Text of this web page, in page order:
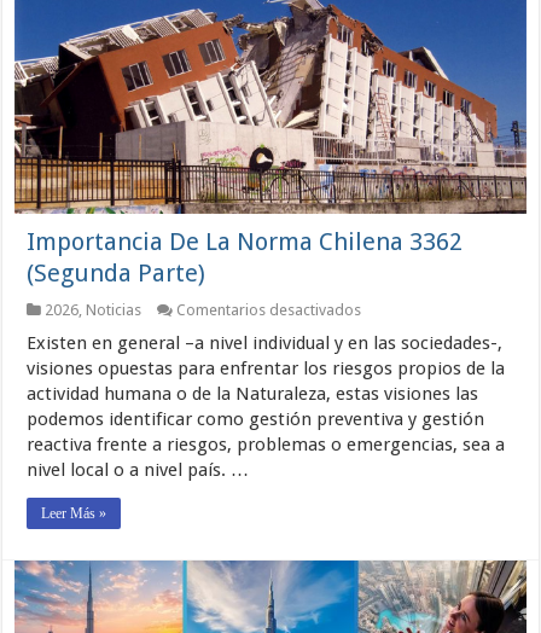
Importancia De La Norma Chilena 3362
(Segunda Parte)
2026 Noticias Comentarios desactivadosen
De
La
Norma
Chilena
3362
(Segunda
Parte)
Existen en general –a nivel individual y en las sociedades-,
visiones opuestas para enfrentar los riesgos propios de la
actividad humana o de la Naturaleza, estas visiones las
podemos identificar como gestión preventiva y gestión
reactiva frente a riesgos, problemas o emergencias, sea a
nivel local o a nivel país. …
Leer Más »